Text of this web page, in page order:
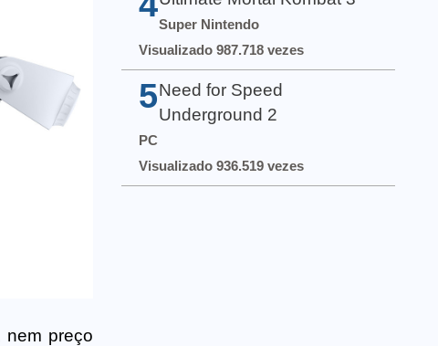
nem preço
Super Nintendo
Visualizado 987.718 vezes
5 Need for Speed
Underground 2
PC
Visualizado 936.519 vezes